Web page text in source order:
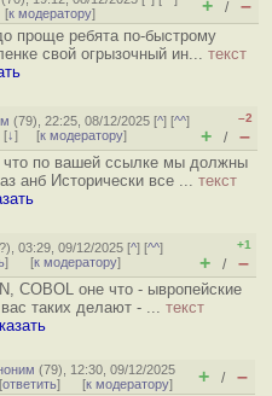
к модератору] + / –
проще ребята по-быстрому
свой огрызочный ин... текст
(79), 22:25, 08/12/2025 [^] [^^]
[↓] [к модератору]
–2
+ / –
что по вашей ссылке мы должны
анб Исторически все ... текст
), 03:29, 09/12/2025 [^] [^^]
] [к модератору]
+1
+ / –
COBOL оне что - ывропейские
таких делают - ... текст
(79), 12:30, 09/12/2025
ответить] [к модератору] + / –